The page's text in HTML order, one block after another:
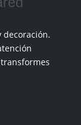
decoración.